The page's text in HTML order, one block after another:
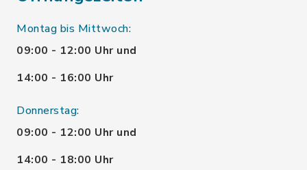
Montag bis Mittwoch:
09:00 - 12:00 Uhr und
14:00 - 16:00 Uhr
Donnerstag:
09:00 - 12:00 Uhr und
14:00 - 18:00 Uhr